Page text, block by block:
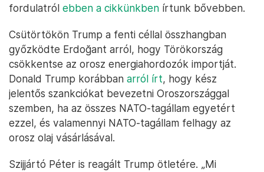
fordulatról ebben a cikkünkben írtunk bővebben.
Csütörtökön Trump a fenti céllal összhangban
győzködte Erdoğant arról, hogy Törökország
csökkentse az orosz energiahordozók importját.
Donald Trump korábban arról írt, hogy kész
jelentős szankciókat bevezetni Oroszországgal
szemben, ha az összes NATO-tagállam egyetért
ezzel, és valamennyi NATO-tagállam felhagy az
orosz olaj vásárlásával.
Szijjártó Péter is reagált Trump ötletére. „Mi